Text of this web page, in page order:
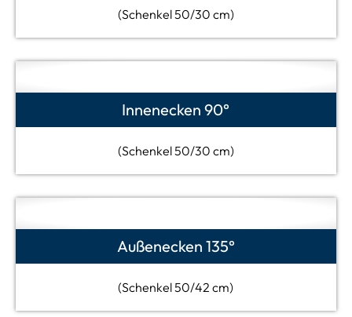
(Schenkel 50/30 cm)
Innenecken 90°
(Schenkel 50/30 cm)
Außenecken 135°
(Schenkel 50/42 cm)